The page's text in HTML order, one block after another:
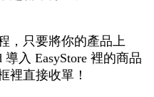
，只要將你的產品上
入 EasyStore 裡的商品
裡直接收單！